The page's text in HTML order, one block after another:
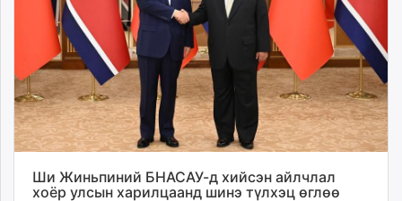
Ши Жиньпиний БНАСАУ-д хийсэн айлчлал
хоёр улсын харилцаанд шинэ түлхэц өглөө